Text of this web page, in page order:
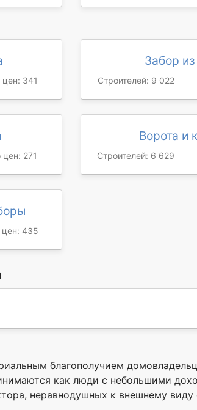
цен: 341
Забор из
Строителей: 9 022
цен: 271
Ворота и
Строителей: 6 629
цен: 435
благополучием
как люди с небольшими
неравнодушных к внешнему виду